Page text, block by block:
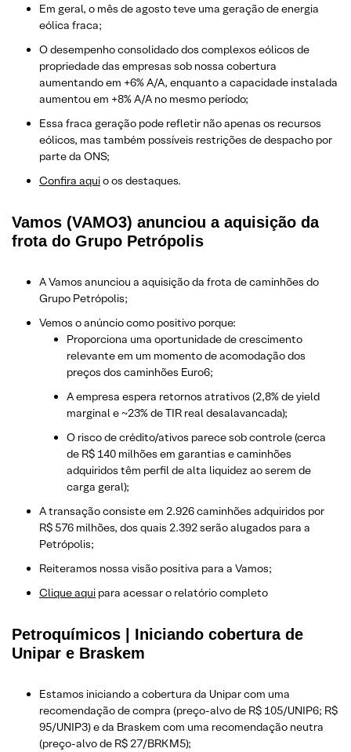
Em geral, o mês de agosto teve uma geração de energia
eólica fraca;
O desempenho consolidado dos complexos eólicos de
propriedade das empresas sob nossa cobertura
aumentando em +6% A/A, enquanto a capacidade instalada
aumentou em +8% A/A no mesmo período;
Essa fraca geração pode refletir não apenas os recursos
eólicos, mas também possíveis restrições de despacho por
parte da ONS;
Confira aquio os destaques.
Vamos (VAMO3) anunciou a aquisição da
frota do Grupo Petrópolis
A Vamos anunciou a aquisição da frota de caminhões do
Grupo Petrópolis;
Vemos o anúncio como positivo porque:
Proporciona uma oportunidade de crescimento
relevante em um momento de acomodação dos
preços dos caminhões Euro6;
A empresa espera retornos atrativos (2,8% de yield
marginal e ~23% de TIR real desalavancada);
O risco de crédito/ativos parece sob controle (cerca
de R$ 140 milhões em garantias e caminhões
adquiridos têm perfil de alta liquidez ao serem de
carga geral);
A transação consiste em 2.926 caminhões adquiridos por
R$ 576 milhões, dos quais 2.392 serão alugados para a
Petrópolis;
Reiteramos nossa visão positiva para a Vamos;
Clique aqui para acessar o relatório completo
Petroquímicos | Iniciando cobertura de
Unipar e Braskem
Estamos iniciando a cobertura da Unipar com uma
recomendação de compra (preço-alvo de R$ 105/UNIP6; R$
95/UNIP3) e da Braskem com uma recomendação neutra
(preço-alvo de R$ 27/BRKM5);